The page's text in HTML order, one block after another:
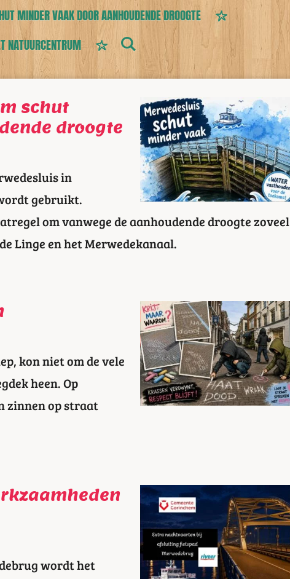
MINDER VAAK DOOR AANHOUDENDE DROOGTE
NATUURCENTRUM
schut
droogte
in
gebruikt.
om vanwege de aanhoudende droogte zoveel
Linge en het Merwedekanaal.
kon niet om de vele
heen. Op
zinnen op straat
wordt het